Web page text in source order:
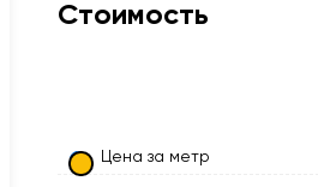
Стоимость
Цена за метр